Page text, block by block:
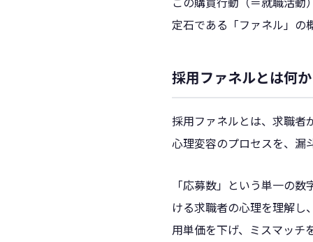
定石である「ファネル」の
採用ファネルとは何か
採用ファネルとは、求職者
心理変容のプロセスを、漏
「応募数」という単一の
ける求職者の心理を理解し
用単価を下げ、ミスマッチ